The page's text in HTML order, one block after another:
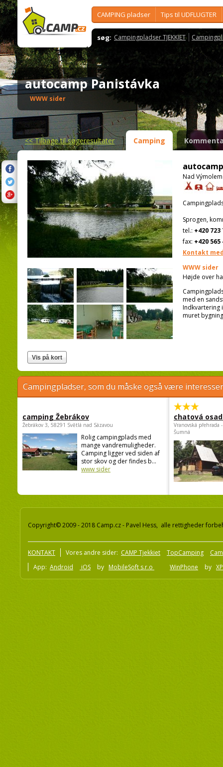
CAMPING pladser Tips til UDFLUGTER
søg: Campingpladser TJEKKIET
autocamp Panistávka
WWW sider
<<Tilbage til søgeresultater Camping
Nad
Sprogen,
tel.: +420 723
fax: +420 565
Kontakt
WWW sider
Højde over
med en
Indkvartering
muret
Campingpladser, som du måske også være
camping Žebrákov
Žebrákov 3, 58291 Světlá nad Sázavou
Rolig campingplads med
mange vandremuligheder.
Camping ligger ved siden af
stor skov og der findes b...
www sider
chatová
Vranovská přehrada
Šumná
Copyright© 2009 - 2018 Camp.cz - Pavel Hess, alle rettigheder
KONTAKT Vores andre sider: CAMP Tjekkiet TopCamping
App: Android iOS by MobileSoft s.r.o WinPhone by